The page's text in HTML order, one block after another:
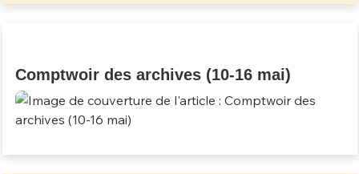
Comptwoir des archives (10-16 mai)